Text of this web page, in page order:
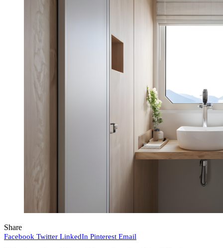
Share
Facebook Twitter LinkedIn Pinterest Email